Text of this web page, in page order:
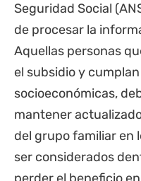
Seguridad Social (
de procesar la
Aquellas personas
el subsidio y
socioeconómicas,
mantener
del grupo familiar en
ser considerados